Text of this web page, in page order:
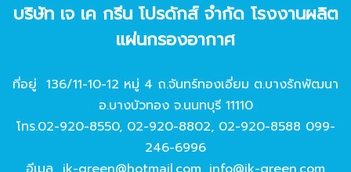
บริษัท เจ เค กรีน โปรดักส์ จํากัด โรงงานผลิต
แผ่นกรองอากาศ
ที่อยู่ 136/11-10-12 หมู่ 4 ถ.จันทร์ทองเอี่ยม ต.บางรักพัฒนา
อ.บางบัวทอง จ.นนทบุรี 11110
โทร.02-920-8550, 02-920-8802, 02-920-8588 099-
246-6996